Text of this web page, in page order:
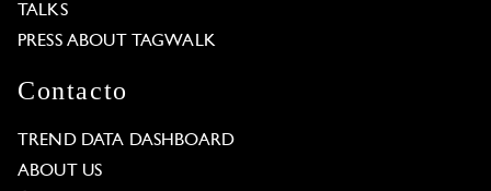
TALKS
PRESS ABOUT TAGWALK
Contacto
TREND DATA DASHBOARD
ABOUT US